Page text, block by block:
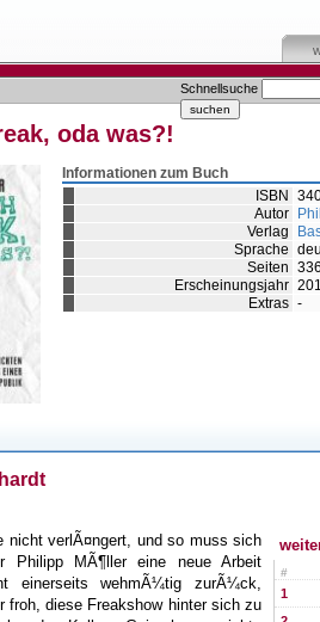
Schnellsuche
oda was?!
Informationen zum Buch
ISBN
Autor
Verlag
Sprache
Seiten 336
Erscheinungsjahr
Extras -
#
1
nicht verlÃ¤ngert, und so muss sich
Philipp MÃ¶ller eine neue Arbeit
einerseits wehmÃ¼tig zurÃ¼ck,
froh, diese Freakshow hinter sich zu